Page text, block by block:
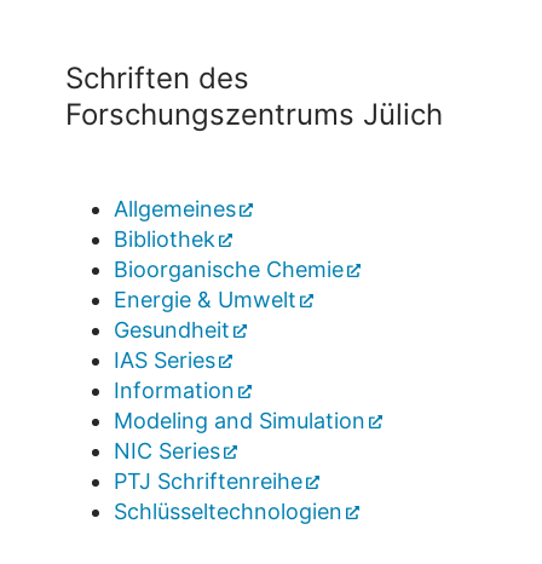
Schriften des
Forschungszentrums Jülich
Allgemeines
Bibliothek
Bioorganische Chemie
Energie & Umwelt
Gesundheit
IAS Series
Information
Modeling and Simulation
NIC Series
PTJ Schriftenreihe
Schlüsseltechnologien